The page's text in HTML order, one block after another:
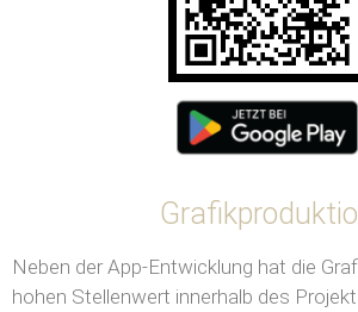
Neben der App-Entwicklung hat die
hohen Stellenwert innerhalb des